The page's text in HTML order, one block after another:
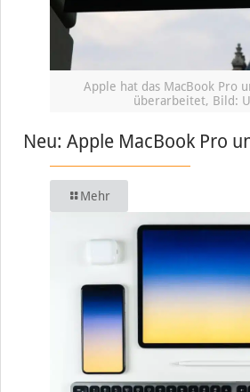
Apple hat das MacBook Pro
überarbeitet, Bild:
Neu: Apple MacBook Pro
Mehr